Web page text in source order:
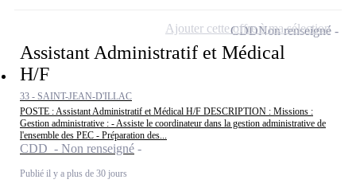
Assistant Administratif et Médical
H/F
33 - SAINT-JEAN-D'ILLAC
POSTE : Assistant Administratif et Médical H/F DESCRIPTION : Missions :
Gestion administrative : - Assiste le coordinateur dans la gestion administrative de
l'ensemble des PEC - Préparation des...
CDD - Non renseigné
Publié il y a plus de 30 jours
CDDNon renseigné
Ajouter cette offre à ma sélection